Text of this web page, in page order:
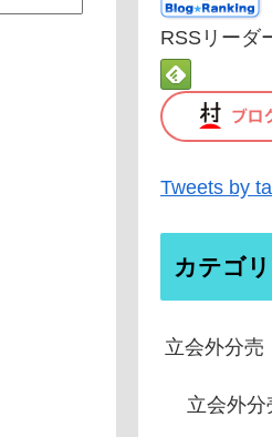
RSSリーダ
Tweets by
カテゴ
立会外分
立会外